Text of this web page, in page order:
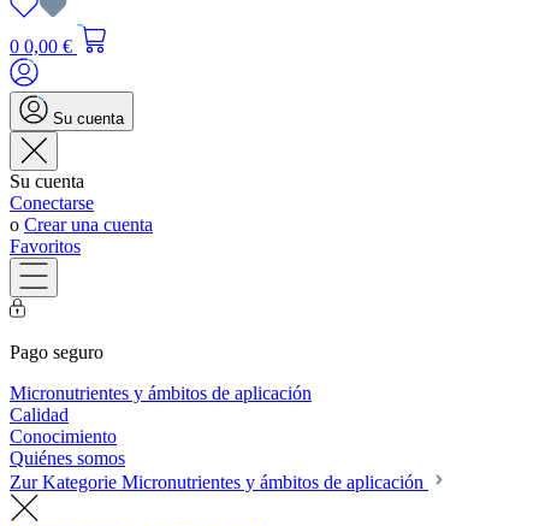
0 0,00 €
Su cuenta
Su cuenta
Conectarse
o Crear una cuenta
Favoritos
Pago seguro
Micronutrientes y ámbitos de aplicación
Calidad
Conocimiento
Quiénes somos
Zur Kategorie Micronutrientes y ámbitos de aplicación